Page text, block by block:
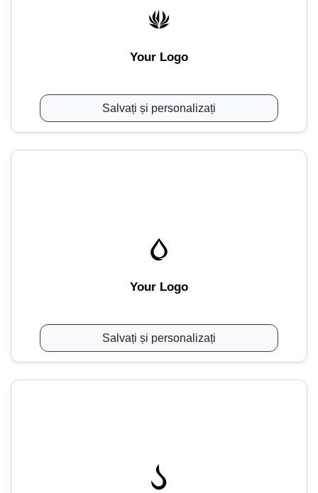
Your Logo
Salvați și personalizați
Your Logo
Salvați și personalizați